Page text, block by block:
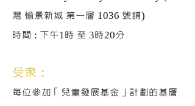
灣 愉景新城 第一層 1036 號舖)
時間 : 下午1時 至 3時20分
受眾：
每位參加「兒童發展基金」計劃的基層